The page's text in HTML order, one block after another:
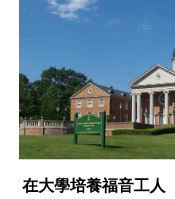
在大學培養福音工人